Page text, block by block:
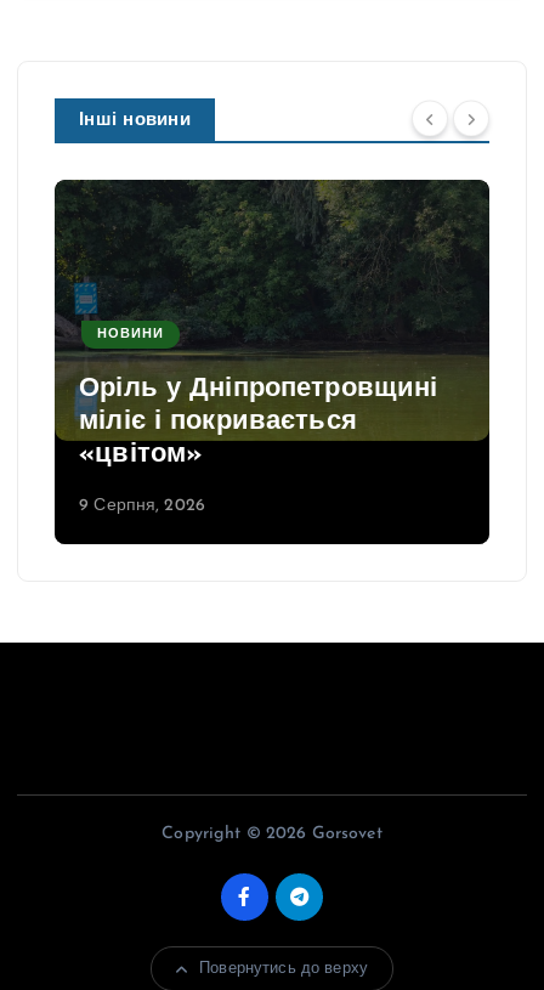
Інші новини
НОВИНИ
Оріль у Дніпропетровщині
міліє і покривається
«цвітом»
9 Серпня, 2026
Copyright © 2026 Gorsovet
Повернутись до верху